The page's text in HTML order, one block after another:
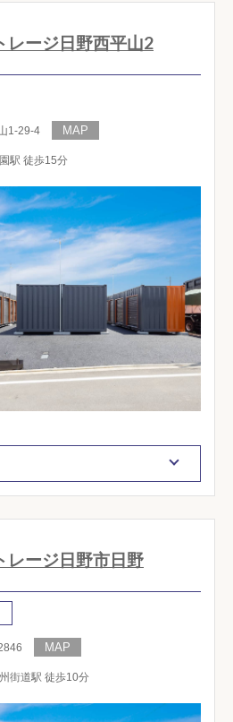
レージ日野西平山2
1-29-4
駅 徒歩15分
レージ日野市日野
街道駅 徒歩10分